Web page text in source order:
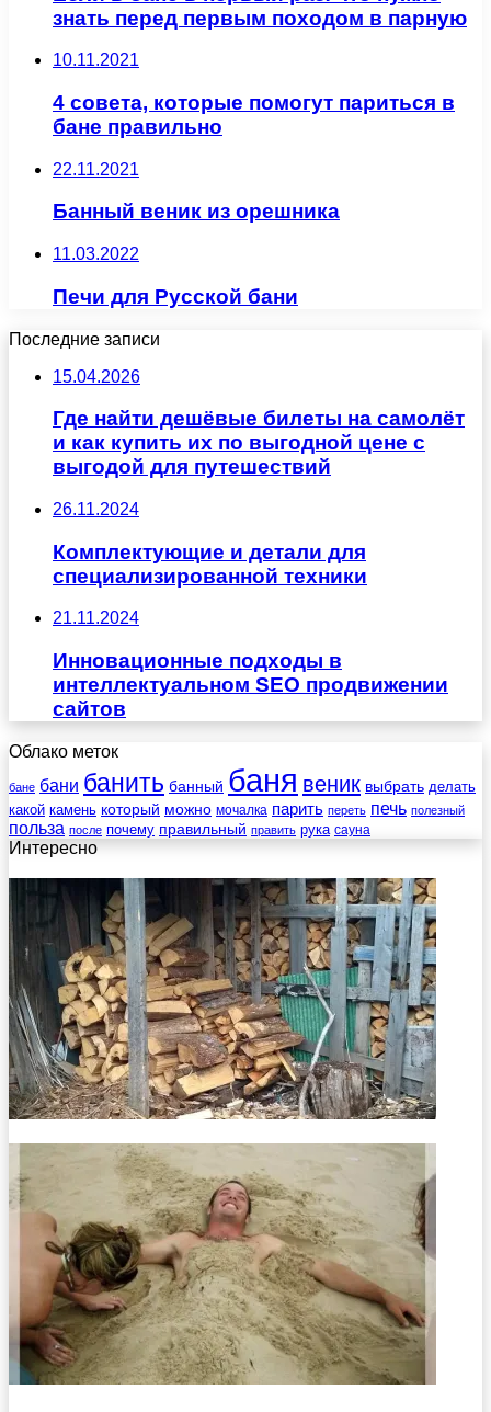
знать перед первым походом в парную
10.11.2021
4 совета, которые помогут париться в
бане правильно
22.11.2021
Банный веник из орешника
11.03.2022
Печи для Русской бани
Последние записи
15.04.2026
Где найти дешёвые билеты на самолёт
и как купить их по выгодной цене с
выгодой для путешествий
26.11.2024
Комплектующие и детали для
специализированной техники
21.11.2024
Инновационные подходы в
интеллектуальном SEO продвижении
сайтов
Облако меток
бане бани банить банный баня веник выбрать делать
какой камень который можно мочалка парить переть печь полезный
польза после почему правильный править рука сауна
Интересно